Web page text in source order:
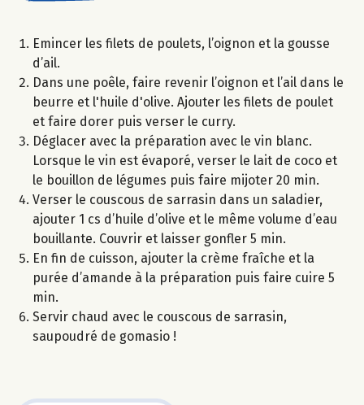
Emincer les filets de poulets, l’oignon et la gousse
d’ail.
Dans une poêle, faire revenir l’oignon et l’ail dans le
beurre et l'huile d'olive. Ajouter les filets de poulet
et faire dorer puis verser le curry.
Déglacer avec la préparation avec le vin blanc.
Lorsque le vin est évaporé, verser le lait de coco et
le bouillon de légumes puis faire mijoter 20 min.
Verser le couscous de sarrasin dans un saladier,
ajouter 1 cs d’huile d’olive et le même volume d’eau
bouillante. Couvrir et laisser gonfler 5 min.
En fin de cuisson, ajouter la crème fraîche et la
purée d’amande à la préparation puis faire cuire 5
min.
Servir chaud avec le couscous de sarrasin,
saupoudré de gomasio !